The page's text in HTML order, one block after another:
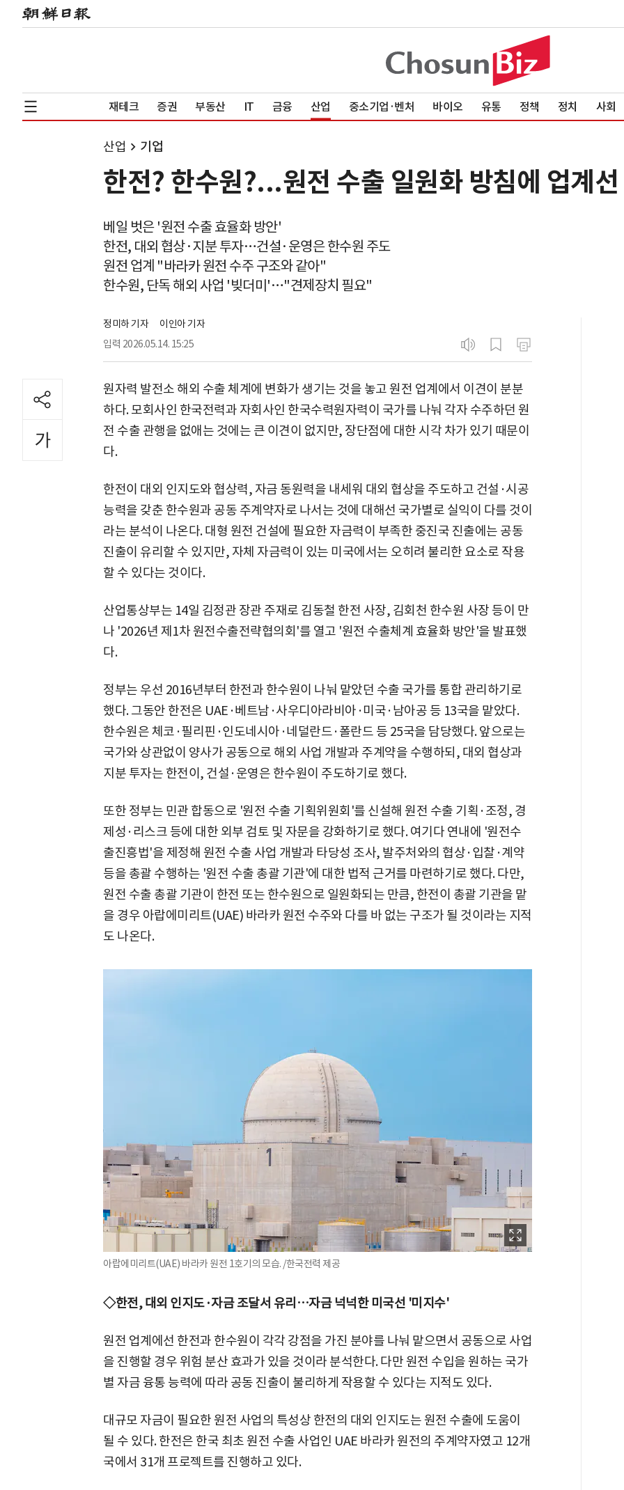
재테크 증권 부동산 IT 금융 산업 중소기업·벤처 바이오 유통 정책 정치 사회
산업 기업
한전? 한수원?...원전 수출 일원화 방침에 업계
베일 벗은 '원전 수출 효율화 방안'
한전, 대외 협상·지분 투자…건설·운영은 한수원 주도
원전 업계 "바라카 원전 수주 구조와 같아"
한수원, 단독 해외 사업 '빚더미'…"견제장치 필요"
정미하 기자
이인아 기자
입력 2026.05.14. 15:25
원자력 발전소 해외 수출 체계에 변화가 생기는 것을 놓고 원전 업계에서 이견이 분분
하다. 모회사인 한국전력과 자회사인 한국수력원자력이 국가를 나눠 각자 수주하던 원
전 수출 관행을 없애는 것에는 큰 이견이 없지만, 장단점에 대한 시각 차가 있기 때문이
다.
한전이 대외 인지도와 협상력, 자금 동원력을 내세워 대외 협상을 주도하고 건설·시공
능력을 갖춘 한수원과 공동 주계약자로 나서는 것에 대해선 국가별로 실익이 다를 것이
라는 분석이 나온다. 대형 원전 건설에 필요한 자금력이 부족한 중진국 진출에는 공동
진출이 유리할 수 있지만, 자체 자금력이 있는 미국에서는 오히려 불리한 요소로 작용
할 수 있다는 것이다.
산업통상부는 14일 김정관 장관 주재로 김동철 한전 사장, 김회천 한수원 사장 등이 만
나 '2026년 제1차 원전수출전략협의회'를 열고 '원전 수출체계 효율화 방안'을 발표했
다.
정부는 우선 2016년부터 한전과 한수원이 나눠 맡았던 수출 국가를 통합 관리하기로
했다. 그동안 한전은 UAE·베트남·사우디아라비아·미국·남아공 등 13국을 맡았다.
한수원은 체코·필리핀·인도네시아·네덜란드·폴란드 등 25국을 담당했다. 앞으로는
국가와 상관없이 양사가 공동으로 해외 사업 개발과 주계약을 수행하되, 대외 협상과
지분 투자는 한전이, 건설·운영은 한수원이 주도하기로 했다.
또한 정부는 민관 합동으로 '원전 수출 기획위원회'를 신설해 원전 수출 기획·조정, 경
제성·리스크 등에 대한 외부 검토 및 자문을 강화하기로 했다. 여기다 연내에 '원전수
출진흥법'을 제정해 원전 수출 사업 개발과 타당성 조사, 발주처와의 협상·입찰·계약
등을 총괄 수행하는 '원전 수출 총괄 기관'에 대한 법적 근거를 마련하기로 했다. 다만,
원전 수출 총괄 기관이 한전 또는 한수원으로 일원화되는 만큼, 한전이 총괄 기관을 맡
을 경우 아랍에미리트(UAE) 바라카 원전 수주와 다를 바 없는 구조가 될 것이라는 지적
도 나온다.
아랍에미리트(UAE) 바라카 원전 1호기의 모습. /한국전력 제공
◇한전, 대외 인지도·자금 조달서 유리…자금 넉넉한 미국선 '미지수'
원전 업계에선 한전과 한수원이 각각 강점을 가진 분야를 나눠 맡으면서 공동으로 사업
을 진행할 경우 위험 분산 효과가 있을 것이라 분석한다. 다만 원전 수입을 원하는 국가
별 자금 융통 능력에 따라 공동 진출이 불리하게 작용할 수 있다는 지적도 있다.
대규모 자금이 필요한 원전 사업의 특성상 한전의 대외 인지도는 원전 수출에 도움이
될 수 있다. 한전은 한국 최초 원전 수출 사업인 UAE 바라카 원전의 주계약자였고 12개
국에서 31개 프로젝트를 진행하고 있다.